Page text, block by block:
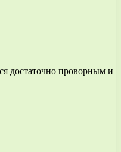
достаточно проворным и